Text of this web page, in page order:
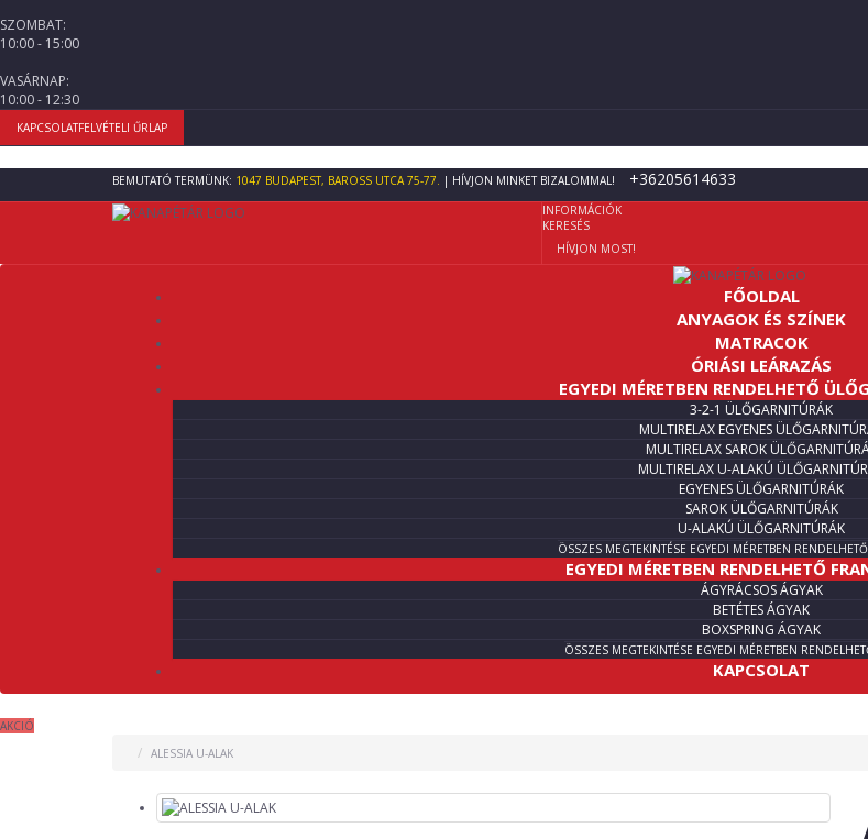
SZOMBAT:
10:00 - 15:00
VASÁRNAP:
10:00 - 12:30
KAPCSOLATFELVÉTELI ŰRLAP
BEMUTATÓ TERMÜNK: 1047 BUDAPEST, BAROSS UTCA 75-77. | HÍVJON MINKET BIZALOMMAL! +36205614633
INFORMÁCIÓK
KERESÉS
HÍVJON MOST!
FŐOLDAL
ANYAGOK ÉS SZÍNEK
MATRACOK
ÓRIÁSI LEÁRAZÁS
EGYEDI MÉRETBEN RENDELHETŐ
3-2-1 ÜLŐGARNITÚRÁK
MULTIRELAX EGYENES
MULTIRELAX SAROK
MULTIRELAX U-ALAKÚ
EGYENES ÜLŐGARNITÚRÁK
SAROK ÜLŐGARNITÚRÁK
U-ALAKÚ ÜLŐGARNITÚRÁK
ÖSSZES MEGTEKINTÉSE EGYEDI MÉRETBEN
EGYEDI MÉRETBEN RENDELHETŐ
ÁGYRÁCSOS ÁGYAK
BETÉTES ÁGYAK
BOXSPRING ÁGYAK
ÖSSZES MEGTEKINTÉSE EGYEDI MÉRETBEN
KAPCSOLAT
AKCIÓ
ALESSIA U-ALAK